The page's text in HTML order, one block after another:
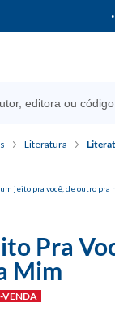
Literatura
Pra
Mim
VENDA